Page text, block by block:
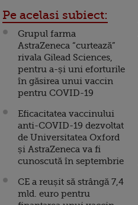
Pe acelasi subiect:
Grupul farma
AstraZeneca “curtează”
rivala Gilead Sciences,
pentru a-și uni eforturile
în găsirea unui vaccin
pentru COVID-19
Eficacitatea vaccinului
anti-COVID-19 dezvoltat
de Universitatea Oxford
și AstraZeneca va fi
cunoscută în septembrie
CE a reușit să strângă 7,4
mld. euro pentru